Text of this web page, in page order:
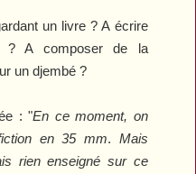
un livre ? A écrire
? A composer de la
un djembé ?
: "En ce moment, on
en 35 mm. Mais
rien enseigné sur ce